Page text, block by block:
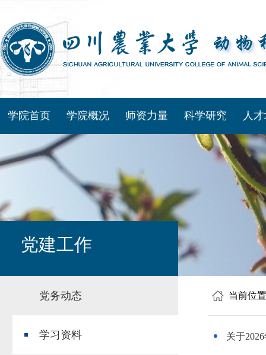
学院首页 学院概况 师资力量 科学研究 人
党建工作
党务动态
学习资料
当前位
关于